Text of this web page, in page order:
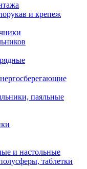
и крепеж
паяльные
и настольные
таблетки